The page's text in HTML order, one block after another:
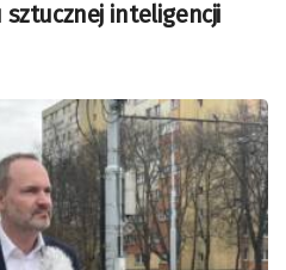
sztucznej inteligencji